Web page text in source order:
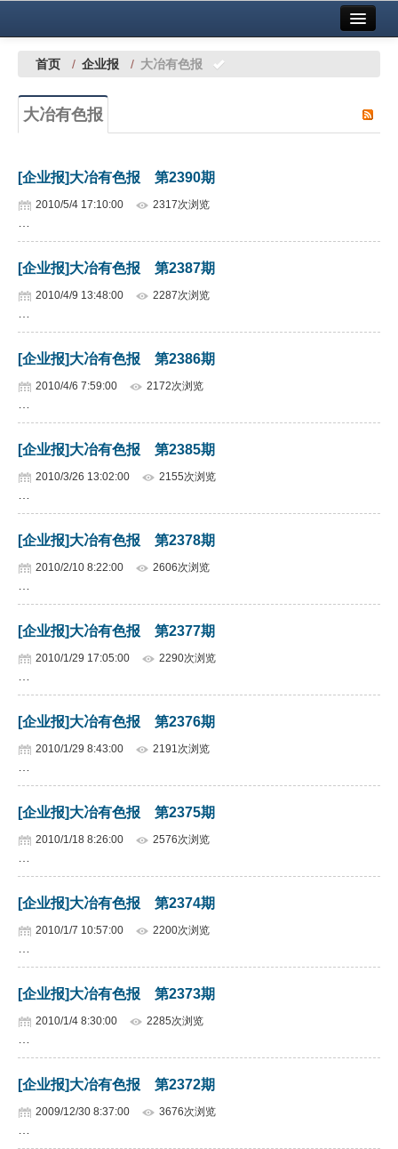
中国有色金属报社主办 广告服务
铜镍铅锌
稀有稀土
科技
党建工作
企业文化
《资源再生》杂志
行情报价
数字报
首页 / 企业报 / 大冶有色报
大冶有色报
[企业报]大冶有色报 第2390期
2010/5/4 17:10:00 2317次浏览
[企业报]大冶有色报 第2387期
2010/4/9 13:48:00 2287次浏览
[企业报]大冶有色报 第2386期
2010/4/6 7:59:00 2172次浏览
[企业报]大冶有色报 第2385期
2010/3/26 13:02:00 2155次浏览
[企业报]大冶有色报 第2378期
2010/2/10 8:22:00 2606次浏览
[企业报]大冶有色报 第2377期
2010/1/29 17:05:00 2290次浏览
[企业报]大冶有色报 第2376期
2010/1/29 8:43:00 2191次浏览
[企业报]大冶有色报 第2375期
2010/1/18 8:26:00 2576次浏览
[企业报]大冶有色报 第2374期
2010/1/7 10:57:00 2200次浏览
[企业报]大冶有色报 第2373期
2010/1/4 8:30:00 2285次浏览
[企业报]大冶有色报 第2372期
2009/12/30 8:37:00 3676次浏览